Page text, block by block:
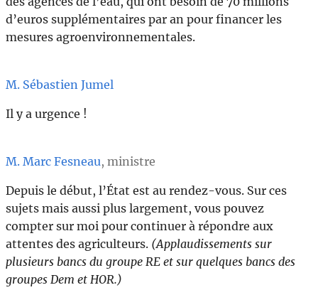
d’euros supplémentaires par an pour financer les
mesures agroenvironnementales.
M. Sébastien Jumel
Il y a urgence !
M. Marc Fesneau, ministre
Depuis le début, l’État est au rendez-vous. Sur ces
sujets mais aussi plus largement, vous pouvez
compter sur moi pour continuer à répondre aux
attentes des agriculteurs. (Applaudissements sur
plusieurs bancs du groupe RE et sur quelques bancs des
groupes Dem et HOR.)